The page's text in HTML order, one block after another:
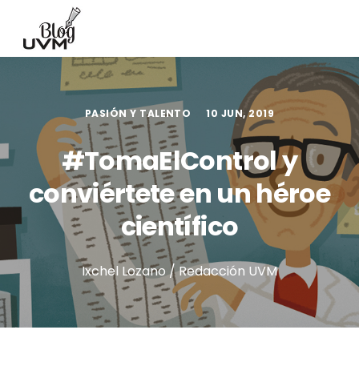
PASIÓN Y TALENTO 10 JUN, 2019
#TomaElControl y
conviértete en un héroe
científico
Ixchel Lozano / Redacción UVM